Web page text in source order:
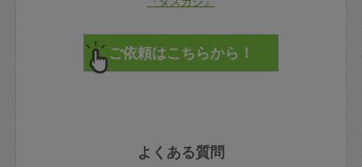
よくある質問